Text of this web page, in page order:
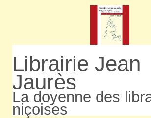
Librairie Jean
Jaurès
La doyenne des
niçoises